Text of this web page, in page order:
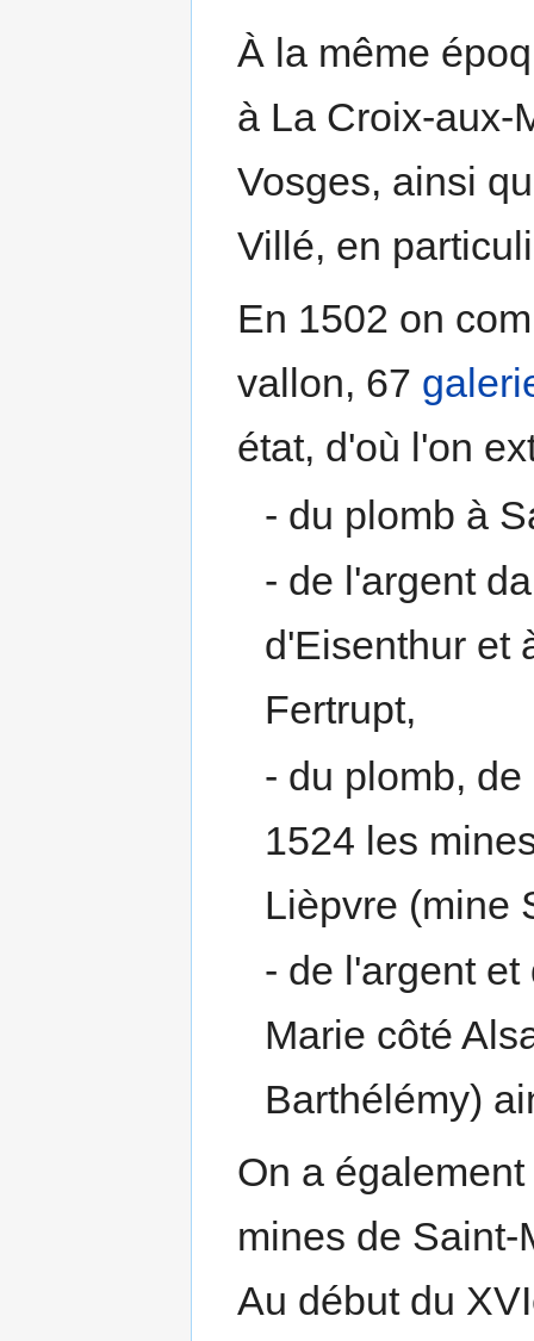
À la même
à La Croix-aux-
Vosges, ainsi
Villé, en
En 1502 on
vallon, 67
état, d'où l'on
- du plomb à
- de l'argent
d'Eisenthur et
Fertrupt,
- du plomb,
1524 les
Lièpvre (mine
- de l'argent
Marie côté
Barthélémy)
On a
mines de
Au début du